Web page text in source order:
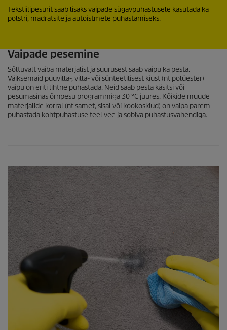
Tekstiilipesurit saab lisaks vaipade sügavpuhastusele kasutada ka
polstri, madratsite ja autoistmete puhastamiseks.
Vaipade pesemine
Sõltuvalt vaiba materjalist ja suurusest saab vaipu ka pesta.
Väiksemaid puuvilla-, villa- või sünteetilisest kiust (nt polüester)
vaipu on eriti lihtne puhastada. Neid saab pesta käsitsi või
pesumasinas õrnpesu programmiga 30 °C juures. Kõikide muude
materjalide korral (nt samet, sisal või kookoskiud) on vaipa parem
puhastada kohtpuhastuse teel vee ja sobiva puhastusvahendiga.